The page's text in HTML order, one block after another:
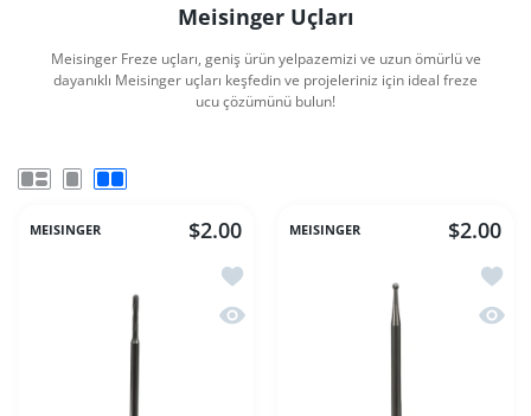
Meisinger Uçları
Meisinger Freze uçları, geniş ürün yelpazemizi ve uzun ömürlü ve
dayanıklı Meisinger uçları keşfedin ve projeleriniz için ideal freze
ucu çözümünü bulun!
MEISINGER $2.00
İstek listesine ekle Meisinger Matkap
Hızlı Görünüm Meisinger Matkap
MEISINGER $2.00
İstek
Hızlı